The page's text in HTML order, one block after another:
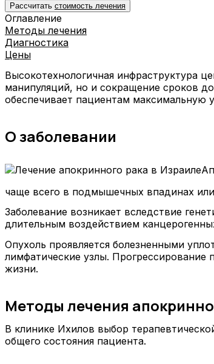
Рассчитать стоимость лечения
Оглавление
Методы лечения
Диагностика
Цены
Высокотехнологичная инфраструктура
манипуляций, но и сокращение сроков
обеспечивает пациентам максимальную
О заболевании
чаще всего в подмышечных впадинах
Заболевание возникает вследствие
длительным воздействием
Опухоль проявляется болезненными
лимфатические узлы.
жизни.
Методы лечения
В клинике Ихилов выбор
общего состояния пациента.